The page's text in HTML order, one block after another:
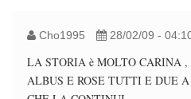
Cho1995 28/02/09 -
LA STORIA è MOLTO CARINA
ALBUS E ROSE TUTTI E DUE A